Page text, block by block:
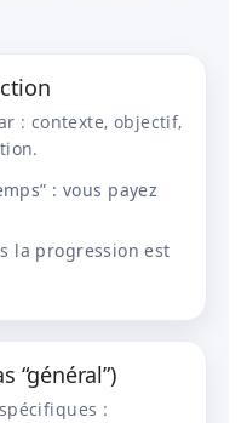
: contexte, objectif,
: vous payez
la progression est
“général”)
: